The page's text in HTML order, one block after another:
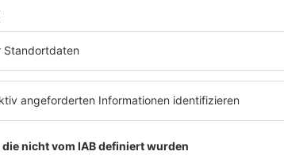
PODCAST
ANHÖREN